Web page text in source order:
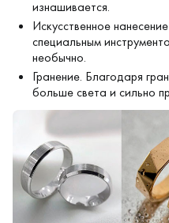
изнашивается.
Искусственное
специальным
необычно.
Гранение. Благодаря
больше света и сильно